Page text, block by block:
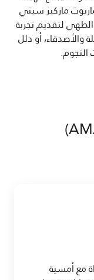
ماركيز سيتي
لتقديم تجربة
والأصدقاء، أو دلل
مع أمسية